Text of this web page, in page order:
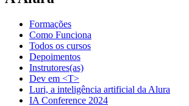
Formações
Como Funciona
Todos os cursos
Depoimentos
Instrutores(as)
Dev em <T>
Luri, a inteligência artificial da Alura
IA Conference 2024